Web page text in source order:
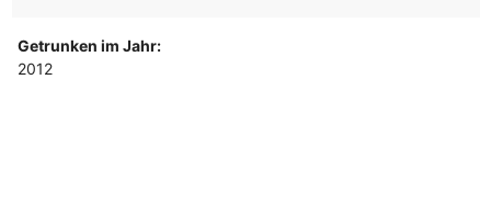
Getrunken im Jahr:
2012